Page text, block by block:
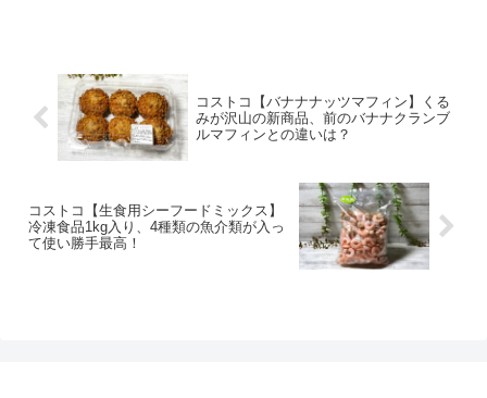
コストコ【バナナナッツマフィン】くる
みが沢山の新商品、前のバナナクランブ
ルマフィンとの違いは？
コストコ【生食用シーフードミックス】
冷凍食品1kg入り、4種類の魚介類が入っ
て使い勝手最高！